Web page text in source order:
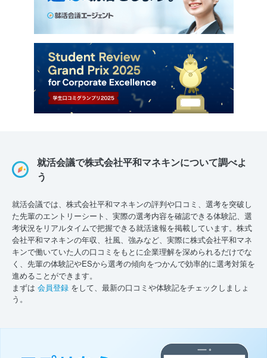
就活会議で株式会社平和マネキンについて調べよ
う
就活会議では、株式会社平和マネキンの評判や口コミ、選考を突破し
た先輩のエントリーシート、実際の選考内容を確認できる体験記、選
考状況をリアルタイムで把握できる就活速報を掲載しています。株式
会社平和マネキンの年収、社風、強みなど、実際に株式会社平和マネ
キンで働いていた人の口コミをもとに企業理解を深められるだけでな
く、先輩の体験記やESから選考の傾向をつかんで効率的に選考対策を
進めることができます。
まずは 会員登録 をして、最新の口コミや体験記をチェックしましょ
う。